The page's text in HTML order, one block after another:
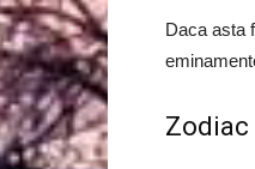
Daca asta
Zodiac